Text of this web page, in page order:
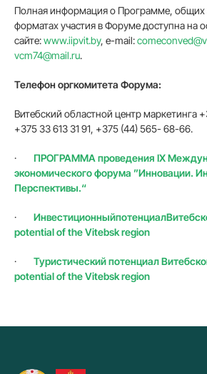
Полная информация о Программе, общих
форматах участия в Форуме доступна на
сайте:www.iipvit.by, e-mail:
vcm74@mail.ru.
Телефон оргкомитета Форума:
Витебский областной центр маркетинга
+375 33 613 31 91, +375 (44) 565- 68-66.
· ПРОГРАММА проведения IX
экономического форума ”Инновации.
Перспективы.“
· Инвестиционныйпотенциал
potential of the Vitebsk region
· Туристический потенциал
potential of the Vitebsk region